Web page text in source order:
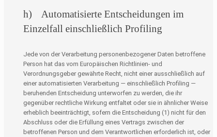
h) Automatisierte Entscheidungen im
Einzelfall einschließlich Profiling
Jede von der Verarbeitung personenbezogener Daten betroffene
Person hat das vom Europäischen Richtlinien- und
Verordnungsgeber gewährte Recht, nicht einer ausschließlich auf
einer automatisierten Verarbeitung — einschließlich Profiling —
beruhenden Entscheidung unterworfen zu werden, die ihr
gegenüber rechtliche Wirkung entfaltet oder sie in ähnlicher Weise
erheblich beeinträchtigt, sofern die Entscheidung (1) nicht für den
Abschluss oder die Erfüllung eines Vertrags zwischen der
betroffenen Person und dem Verantwortlichen erforderlich ist, oder